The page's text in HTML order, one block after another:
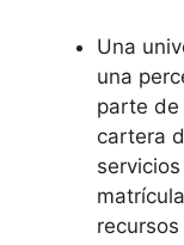
Una
una
parte de
cartera